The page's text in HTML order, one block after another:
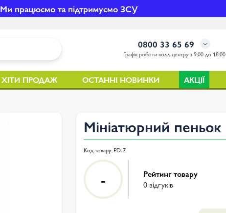
Ми працюємо та підтримуємо ЗСУ
0800 33 65 69
Графік роботи колл-центру з 9:00 до 18:00
ХІТИ ПРОДАЖ ОСТАННІ НОВИНКИ АКЦІЇ
Мініатюрний пеньок
Код товару: PD-7
-
Рейтинг товару
0 відгуків